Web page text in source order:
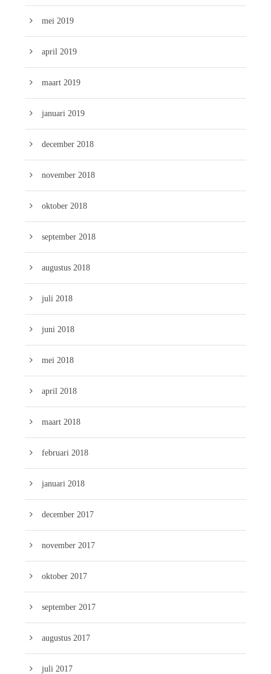
mei 2019
april 2019
maart 2019
januari 2019
december 2018
november 2018
oktober 2018
september 2018
augustus 2018
juli 2018
juni 2018
mei 2018
april 2018
maart 2018
februari 2018
januari 2018
december 2017
november 2017
oktober 2017
september 2017
augustus 2017
juli 2017